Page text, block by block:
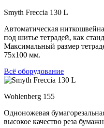
Smyth Freccia 130 L
Автоматическая
под шитье тетрадей, как
Максимальный размер
75х100 мм.
Всё оборудование
Wohlenberg 155
Одноножевая
высокое качество реза